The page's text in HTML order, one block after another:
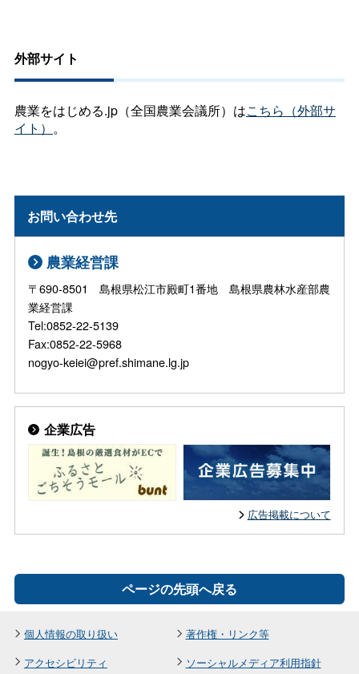
外部サイト
農業をはじめる.jp（全国農業会議所）はこちら（外部サ
イト） 。
お問い合わせ先
農業経営課
〒690-8501 島根県松江市殿町1番地 島根県農林水産部農
業経営課
Tel:0852-22-5139
Fax:0852-22-5968
nogyo-keiei@pref.shimane.lg.jp
企業広告
広告掲載について
ページの先頭へ戻る
個人情報の取り扱い
著作権・リンク等
アクセシビリティ
ソーシャルメディア利用指針